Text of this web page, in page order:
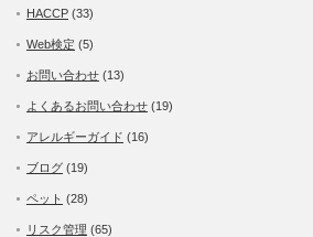
HACCP (33)
Web検定 (5)
お問い合わせ (13)
よくあるお問い合わせ (19)
アレルギーガイド (16)
ブログ (19)
ペット (28)
リスク管理 (65)